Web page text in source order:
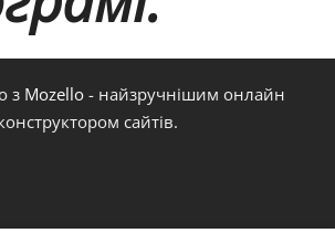
з Mozello- найзручнішим онлайн
сайтів.